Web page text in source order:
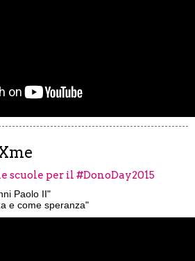
scuole per il #DonoDay2015
Paolo II"
e come speranza"